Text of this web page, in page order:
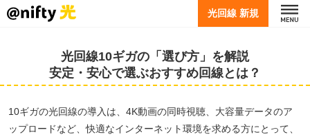
光回線 新規
光回線10ギガの「選び方」を解説
安定・安心で選ぶおすすめ回線とは？
10ギガの光回線の導入は、4K動画の同時視聴、大容量データのア
ップロードなど、快適なインターネット環境を求める方にとって、